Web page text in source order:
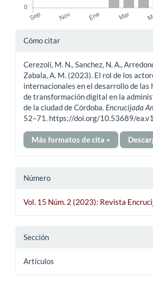
Detalles
artículo
Cómo citar
Cerezoli, M. N., Sanchez, N. A.,
Zabala, A. M. (2023). El rol de los
internacionales en el desarrollo de las
de transformación digital en la
de la ciudad de Córdoba. Encrucijada
52–71. https://doi.org/10.53689/
Más formatos de cita
Número
Vol. 15 Núm. 2 (2023): Revista
Sección
Artículos